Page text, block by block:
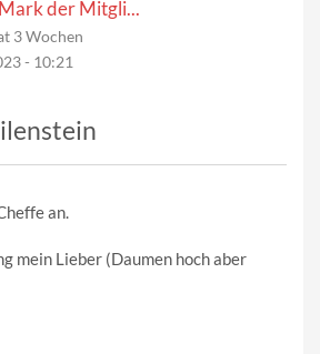
Mark der Mitgli...
3 Wochen
- 10:21
an.
mein Lieber (Daumen hoch aber